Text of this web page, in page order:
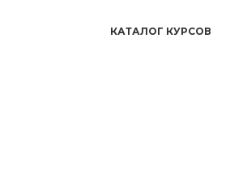
КАТАЛОГ КУРСОВ